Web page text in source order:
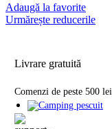
Adaugă la favorite
Urmărește reducerile
Livrare gratuită
Comenzi de peste 500 lei